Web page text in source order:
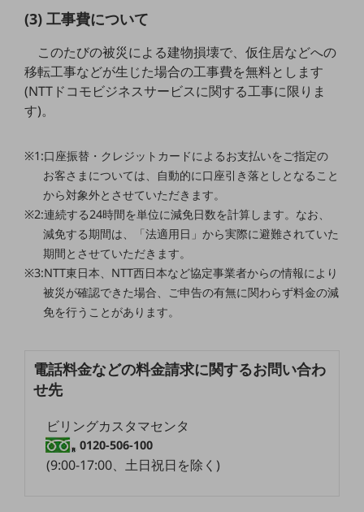
課題・ニーズで探すTOP
マーケティング
業務効率化
職場環境整備
地域共創・地方創生
セキュリティ対策
遠隔監視
顧客体験（CX）改善
自動化・省電化
業種・業態で探すTOP
医療・介護
(3) 工事費について
このたびの被災による建物損壊で、仮住居などへの
移転工事などが生じた場合の工事費を無料とします
(NTTドコモビジネスサービスに関する工事に限りま
す)。
※1:口座振替・クレジットカードによるお支払いをご指定の
お客さまについては、自動的に口座引き落としとなること
から対象外とさせていただきます。
※2:連続する24時間を単位に減免日数を計算します。なお、
減免する期間は、「法適用日」から実際に避難されていた
期間とさせていただきます。
※3:NTT東日本、NTT西日本など協定事業者からの情報により
被災が確認できた場合、ご申告の有無に関わらず料金の減
免を行うことがあります。
電話料金などの料金請求に関するお問い合わ
せ先
ビリングカスタマセンタ
0120-506-100
(9:00-17:00、土日祝日を除く)